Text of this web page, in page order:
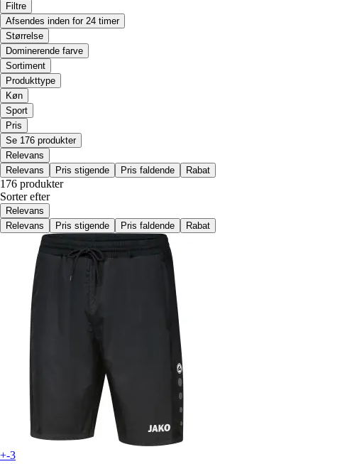
Filtre
Afsendes inden for 24 timer
Størrelse
Dominerende farve
Sortiment
Produkttype
Køn
Sport
Pris
Se 176 produkter
Relevans
Relevans
Pris stigende Pris faldende Rabat
176 produkter
Sorter efter
Relevans
Relevans
Pris stigende Pris faldende Rabat
+-3